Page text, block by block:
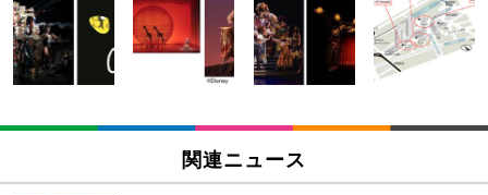
い 跳ね上げ式アームレスト コンパクト 約105度ロッ
キング pc 事務椅子 360度回転 座面昇降 強化ナイロ
ン樹脂ベース 通気性メッシュ 在宅ワーク H-WY01
(黒網+黒枠+黒足)
SIHOO B100 オフィスチェア／デスクチェア メッシ
ュチェア 人間工学 疲れない ブラック
￥27,999
EV3240X-WT | 31.5型4K UHD・USB Type-C・ホワ
イト
EIZO ビジネス向けプレミアムモニター | FlexScan
Amazonベーシック ペットシーツ 薄型 レギュラー 1
回使い捨て 無香料 ホワイト 300枚
￥3,373
Amazonベーシック ペットシーツ 厚型 ワイド 42枚
x2袋(84枚) ホワイト(吸収面:ライトブルー)
￥3,234
関連ニュース